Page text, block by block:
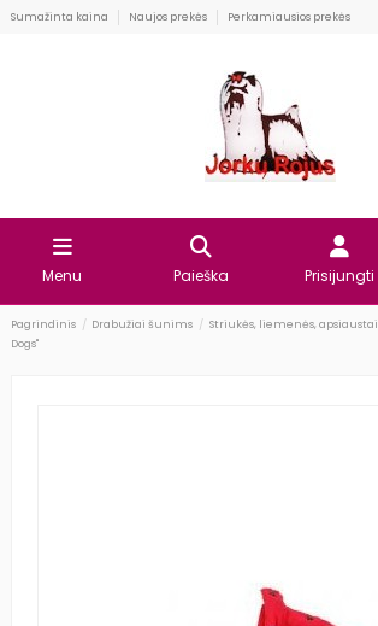
Sumažinta kaina Naujos prekės Perkamiausios prekės
Menu Paieška Prisijungti
Pagrindinis Drabužiai šunims Striukės, liemenės, apsiaustai
Dogs"